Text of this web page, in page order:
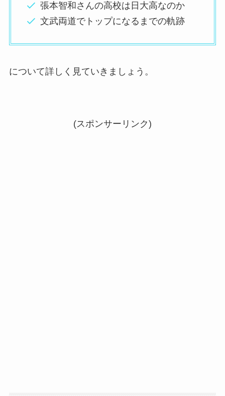
張本智和さんの高校は日大高なのか
文武両道でトップになるまでの軌跡
について詳しく見ていきましょう。
(スポンサーリンク)